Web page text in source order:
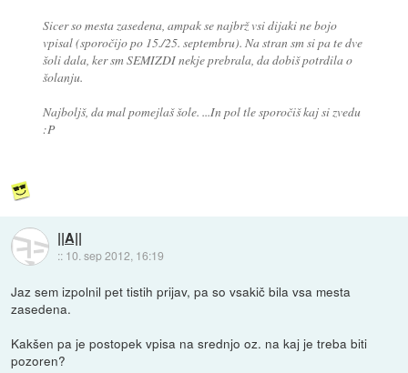
Sicer so mesta zasedena, ampak se najbrž vsi dijaki ne bojo
vpisal (sporočijo po 15./25. septembru). Na stran sm si pa te dve
šoli dala, ker sm SEMIZDI nekje prebrala, da dobiš potrdila o
šolanju.
Najboljš, da mal pomejlaš šole. ...In pol tle sporočiš kaj si zvedu
:P
||A||
:: 10. sep 2012, 16:19
Jaz sem izpolnil pet tistih prijav, pa so vsakič bila vsa mesta
zasedena.
Kakšen pa je postopek vpisa na srednjo oz. na kaj je treba biti
pozoren?